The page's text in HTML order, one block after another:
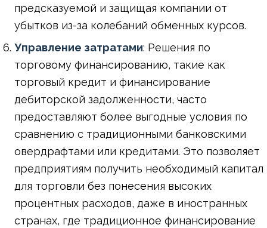
предсказуемой и защищая компании от
убытков из-за колебаний обменных курсов.
Управление затратами: Решения по
торговому финансированию, такие как
торговый кредит и финансирование
дебиторской задолженности, часто
предоставляют более выгодные условия по
сравнению с традиционными банковскими
овердрафтами или кредитами. Это позволяет
предприятиям получить необходимый капитал
для торговли без понесения высоких
процентных расходов, даже в иностранных
странах, где традиционное финансирование